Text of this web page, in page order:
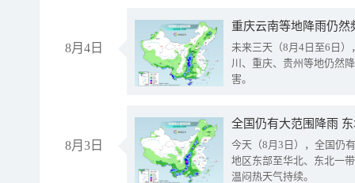
8月4日
重庆云南等地降雨仍然
未来三天（8月4日至6日
川、重庆、贵州等地仍然
害。
8月3日
全国仍有大范围降雨
今天（8月3日），全国仍
地区东部至华北、东北一
温闷热天气持续。